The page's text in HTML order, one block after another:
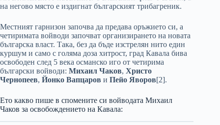
на негово място е издигнат българският трибагреник.
Местният гарнизон започва да предава оръжието си, а
четиримата войводи започват организирането на новата
българска власт. Така, без да бъде изстрелян нито един
куршум и само с голяма доза хитрост, град Кавала бива
освободен след 5 века османско иго от четирима
български войводи: Михаил Чаков, Христо
Чернопеев, Йонко Вапцаров и Пейо Яворов[2].
Ето какво пише в спомените си войводата Михаил
Чаков за освобождението на Кавала: